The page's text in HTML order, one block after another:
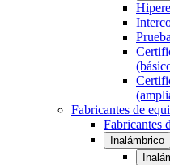
Fabricantes de
Fabricantes
Inalámbrico